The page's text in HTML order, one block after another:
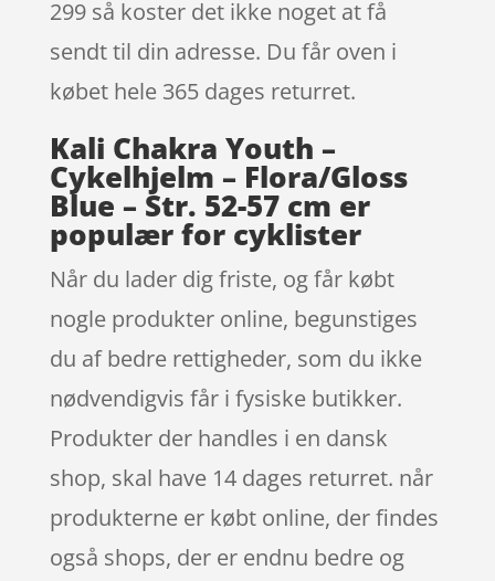
299 så koster det ikke noget at få
sendt til din adresse. Du får oven i
købet hele 365 dages returret.
Kali Chakra Youth –
Cykelhjelm – Flora/Gloss
Blue – Str. 52-57 cm er
populær for cyklister
Når du lader dig friste, og får købt
nogle produkter online, begunstiges
du af bedre rettigheder, som du ikke
nødvendigvis får i fysiske butikker.
Produkter der handles i en dansk
shop, skal have 14 dages returret. når
produkterne er købt online, der findes
også shops, der er endnu bedre og